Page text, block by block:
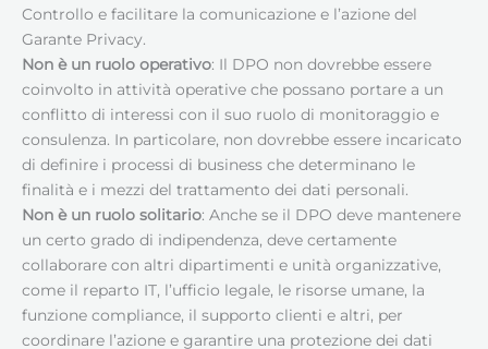
Controllo e facilitare la comunicazione e l’azione del
Garante Privacy.
Non è un ruolo operativo: Il DPO non dovrebbe essere
coinvolto in attività operative che possano portare a un
conflitto di interessi con il suo ruolo di monitoraggio e
consulenza. In particolare, non dovrebbe essere incaricato
di definire i processi di business che determinano le
finalità e i mezzi del trattamento dei dati personali.
Non è un ruolo solitario: Anche se il DPO deve mantenere
un certo grado di indipendenza, deve certamente
collaborare con altri dipartimenti e unità organizzative,
come il reparto IT, l’ufficio legale, le risorse umane, la
funzione compliance, il supporto clienti e altri, per
coordinare l’azione e garantire una protezione dei dati